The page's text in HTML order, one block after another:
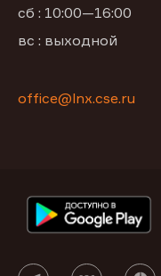
сб : 10:00—16:00
вс : выходной
office@lnx.cse.ru